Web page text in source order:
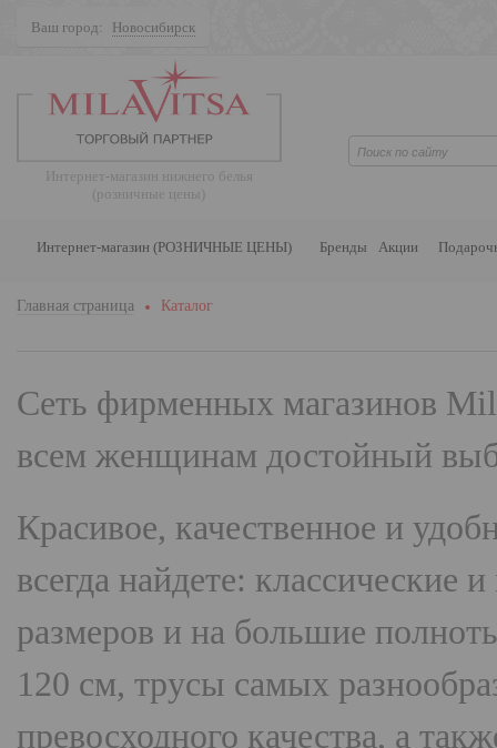
Ваш город: Новосибирск
Интернет-магазин нижнего белья
(розничные цены)
Интернет-магазин (РОЗНИЧНЫЕ ЦЕНЫ) Бренды Акции
Главная страница Каталог
Сеть фирменных магазинов
всем женщинам достойный
Красивое, качественное и
всегда найдете:
размеров и на большие
120 см, трусы самых
превосходного качества, а